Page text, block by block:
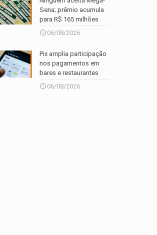
Sena; prêmio acumula
para R$ 165 milhões
06/08/2026
Pix amplia participação
nos pagamentos em
bares e restaurantes
06/08/2026